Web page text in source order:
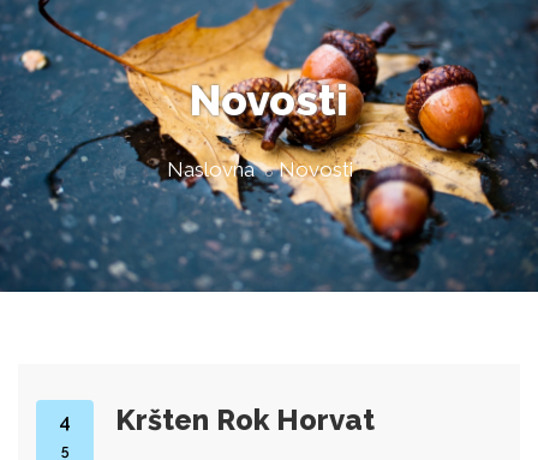
Novosti
Naslovna Novosti
4
5
Kršten Rok Horvat